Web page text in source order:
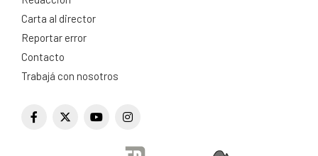
Carta al director
Reportar error
Contacto
Trabajá con nosotros